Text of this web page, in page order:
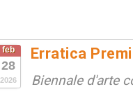
feb
28
2026
Erratica
Biennale d'arte